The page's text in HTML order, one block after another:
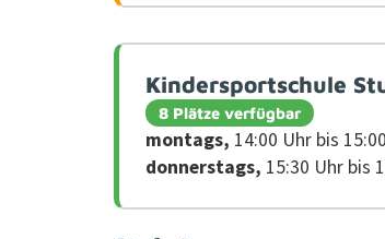
Kindersportschule
8 Plätze verfügbar
mon­tags, 14:00 Uhr bis
don­ner­stags, 15:30 Uhr bis